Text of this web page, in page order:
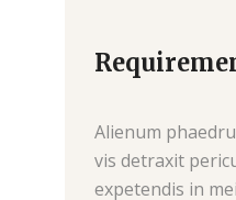
Alienum
vis detraxit
expetendis in